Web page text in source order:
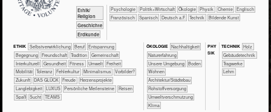
​​​​​​​​​​Ethik/​
Religion
​​​​​​​​Geschichte
​​​​Erdkunde
​​​​​​​​​​Psychologie ​​​​​​​​​Politik+​Wirtschaft ​​​​​​​​Ökologie ​​​​​​​Physik ​​​​​Chemie
​​​​Englisch
​​​​Französisch
​​​​Spanisch ​​​Deutsch a.F. ​Technik Bildende Kunst
ETHIK ​​​​​​​​​​​​​​​​​​​​​​​​​​​​​​​​​​​​​​​​Selbst­verwirklichung ​​​​​​​​​​​​​​​Beruf
​​​​​​​​​​​​​Entspannung
​​​​​​​​​​​​Begegnung
​​​​​​​​​​​​Freundschaft ​​​​​​​​​​​Tradition
​​​​​​​​​​Gemeinschaft
​​​​​​​​Interkulturell
​​​​​​Gesundheit ​​​​​Fitness ​​​​​Umwelt
​​​Freiheit
​​​Mobilität
​​​Toleranz ​​Fehlerkultur ​​Minimalismus
​​Vorbilder?
​Zukunft
DAS GLÜCK Freude
Herzensprojekte
Langlebigkeit
LUXUS Persönliche Meilensteine
Reisen
Spaß
Sucht TEAMS
ÖKO​LOGIE ​​​​​​​​​​​​​​​Nachhaltigkeit
​​​​​​​​​​​​​Naturerfahrung
​​​​​​​​​​​​​Unsere Umgebung
​​​​​Boden
​​​​Wohnen
​​​Architektur/­Städtebau
​​Rohstoffversorgung
​​Umweltverschmutzung
Klima
PHY​
SIK
TECH​NIK ​​​​​​​​Holz
​​​​​Gebäudetechnik
​​​​​Tragwerke
Lehm